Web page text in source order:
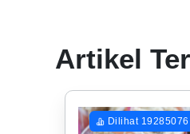
Artikel
Dilihat